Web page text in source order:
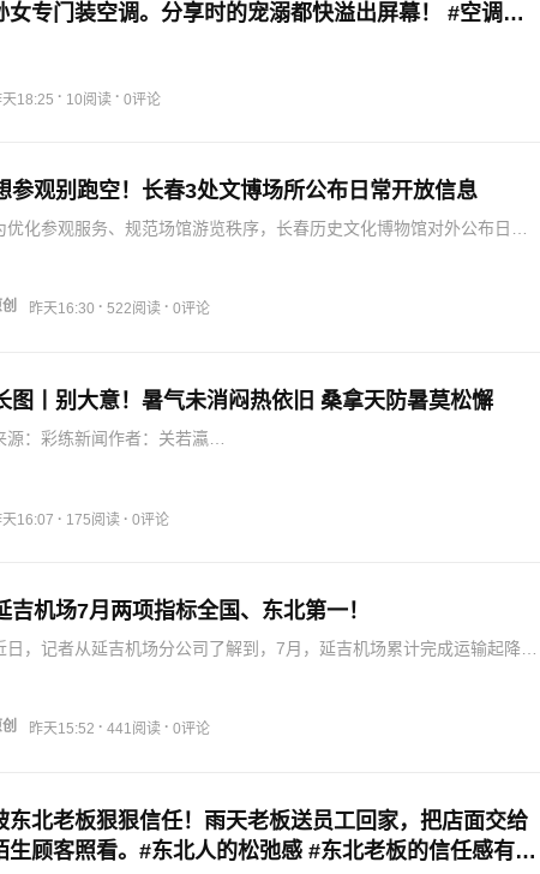
女专门装空调。分享时的宠溺都快溢出屏幕！ #空调里
天18:25 · 10阅读 · 0评论
参观别跑空！长春3处文博场所公布日常开放信息
优化参观服务、规范场馆游览秩序，长春历史文化博物馆对外公布日常
团组参观，不接受…
昨天16:30 · 522阅读 · 0评论
图丨别大意！暑气未消闷热依旧 桑拿天防暑莫松懈
源：彩练新闻作者：关若瀛…
天16:07 · 175阅读 · 0评论
吉机场7月两项指标全国、东北第一！
日，记者从延吉机场分公司了解到，7月，延吉机场累计完成运输起降
…
昨天15:52 · 441阅读 · 0评论
东北老板狠狠信任！雨天老板送员工回家，把店面交给
生顾客照看。#东北人的松弛感 #东北老板的信任感有多